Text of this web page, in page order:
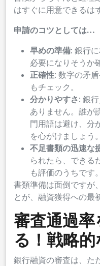
はすぐに用意できるは
申請のコツとしては…
早めの準備: 銀行
必要になりそうか
正確性: 数字の矛
もチェック。
分かりやすさ: 銀
ありません。誰が
門用語は避け、分
を心がけましょう
不足書類の迅速な
られたら、できる
も評価のうちです。
書類準備は面倒ですが
とが、融資獲得への最
審査通過
る！戦略
銀行融資の審査は、た